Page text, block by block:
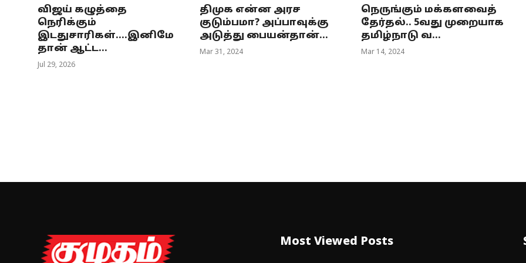
விஜய் கழுத்தை
நெரிக்கும்
இடதுசாரிகள்....இனிமே
தான் ஆட்ட...
Jul 29, 2026
திமுக என்ன அரச
குடும்பமா? அப்பாவுக்கு
அடுத்து பையன்தான்...
Mar 31, 2024
நெருங்கும் மக்களவைத்
தேர்தல்.. 5வது முறையாக
தமிழ்நாடு வ...
Mar 14, 2024
Most Viewed Posts